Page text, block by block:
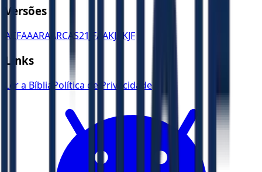
Versões
ACFAAARA ARCAS21 JFAAKJA KJF
Links
Ler a Bíblia Política de Privacidade